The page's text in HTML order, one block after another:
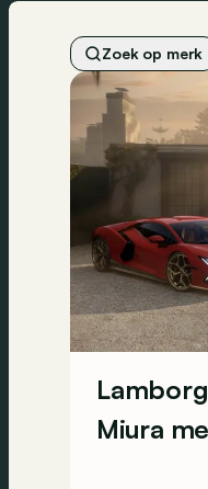
Zoek op merk
Miura